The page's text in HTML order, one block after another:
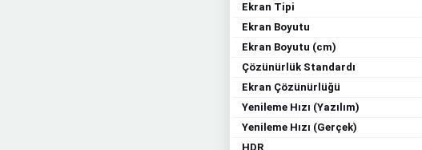
Ekran Tipi
Ekran Boyutu
Ekran Boyutu (cm)
Çözünürlük Standardı
Ekran Çözünürlüğü
Yenileme Hızı (Yazılım)
Yenileme Hızı (Gerçek)
HDR